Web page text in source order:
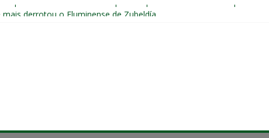
problemas do Fluminense para sequência decisiva da temporada
fechar sede de Laranjeiras a partir das 12h desta sexta
sem custos ao fim da temporada; veja a situação de cada um